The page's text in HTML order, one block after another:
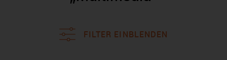
FILTER EINBLENDEN